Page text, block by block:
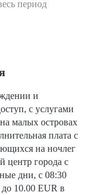
период
с услугами
малых островах
плата с
на ночлег
центр города с
дни, с 08:30
10.00 EUR в